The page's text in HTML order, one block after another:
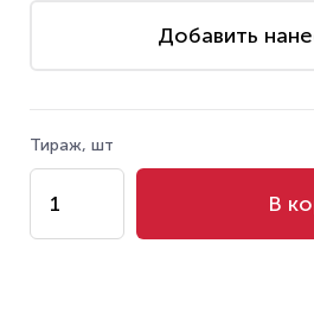
Добавить
Тираж, шт
В